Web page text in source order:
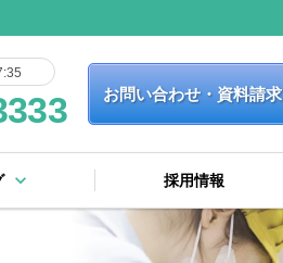
お問い合わせ・資料請求
keyboard_arrow_down 採用情報